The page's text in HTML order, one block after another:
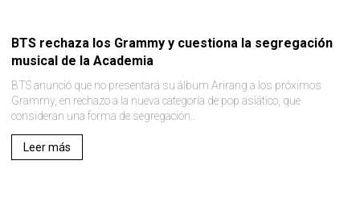
BTS rechaza los Grammy y cuestiona la segregación
musical de la Academia
BTS anunció que no presentará su álbum Arirang a los próximos
Grammy, en rechazo a la nueva categoría de pop asiático, que
consideran una forma de segregación..
Leer más